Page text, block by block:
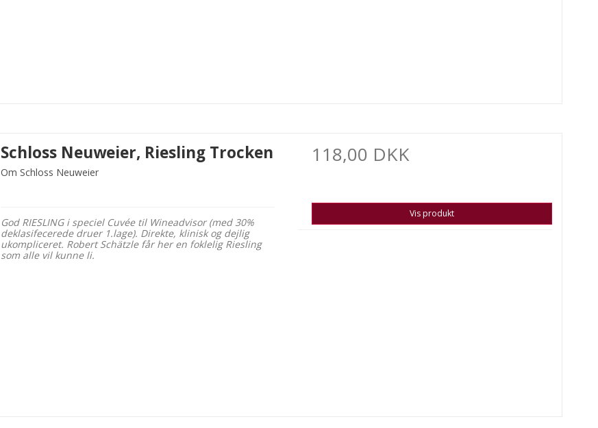
Schloss Neuweier, Riesling Trocken
Om Schloss Neuweier
God RIESLING i speciel Cuvée til Wineadvisor (med 30%
deklasifecerede druer 1.lage). Direkte, klinisk og dejlig
ukompliceret. Robert Schätzle får her en foklelig Riesling
som alle vil kunne li.
118,00 DKK
Vis produkt